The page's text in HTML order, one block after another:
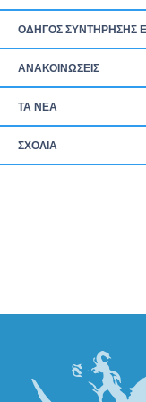
ΟΔΗΓΟΣ ΣΥΝΤΗΡΗΣΗΣ
ΑΝΑΚΟΙΝΩΣΕΙΣ
ΤΑ ΝEΑ
ΣΧΟΛΙΑ